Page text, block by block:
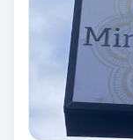
Funktionsanalys
Färgning